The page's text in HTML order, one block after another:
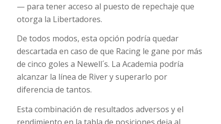
— para tener acceso al puesto de repechaje que
otorga la Libertadores.
De todos modos, esta opción podría quedar
descartada en caso de que Racing le gane por más
de cinco goles a Newell´s. La Academia podría
alcanzar la línea de River y superarlo por
diferencia de tantos.
Esta combinación de resultados adversos y el